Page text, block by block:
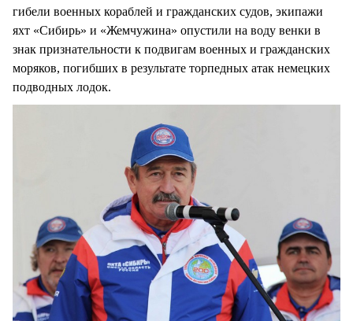
гибели военных кораблей и гражданских судов, экипажи
яхт «Сибирь» и «Жемчужина» опустили на воду венки в
знак признательности к подвигам военных и гражданских
моряков, погибших в результате торпедных атак немецких
подводных лодок.